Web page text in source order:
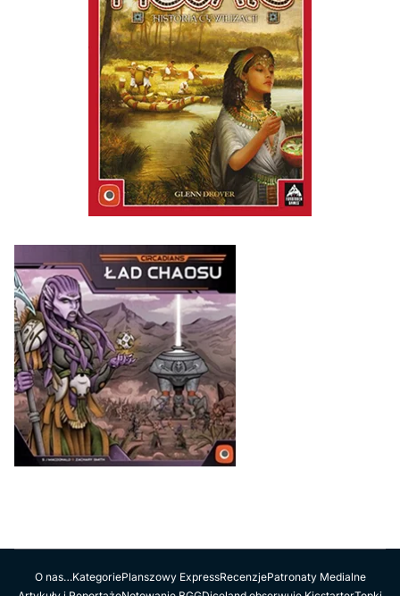
O nas…KategoriePlanszowy ExpressRecenzjePatronaty Medialne